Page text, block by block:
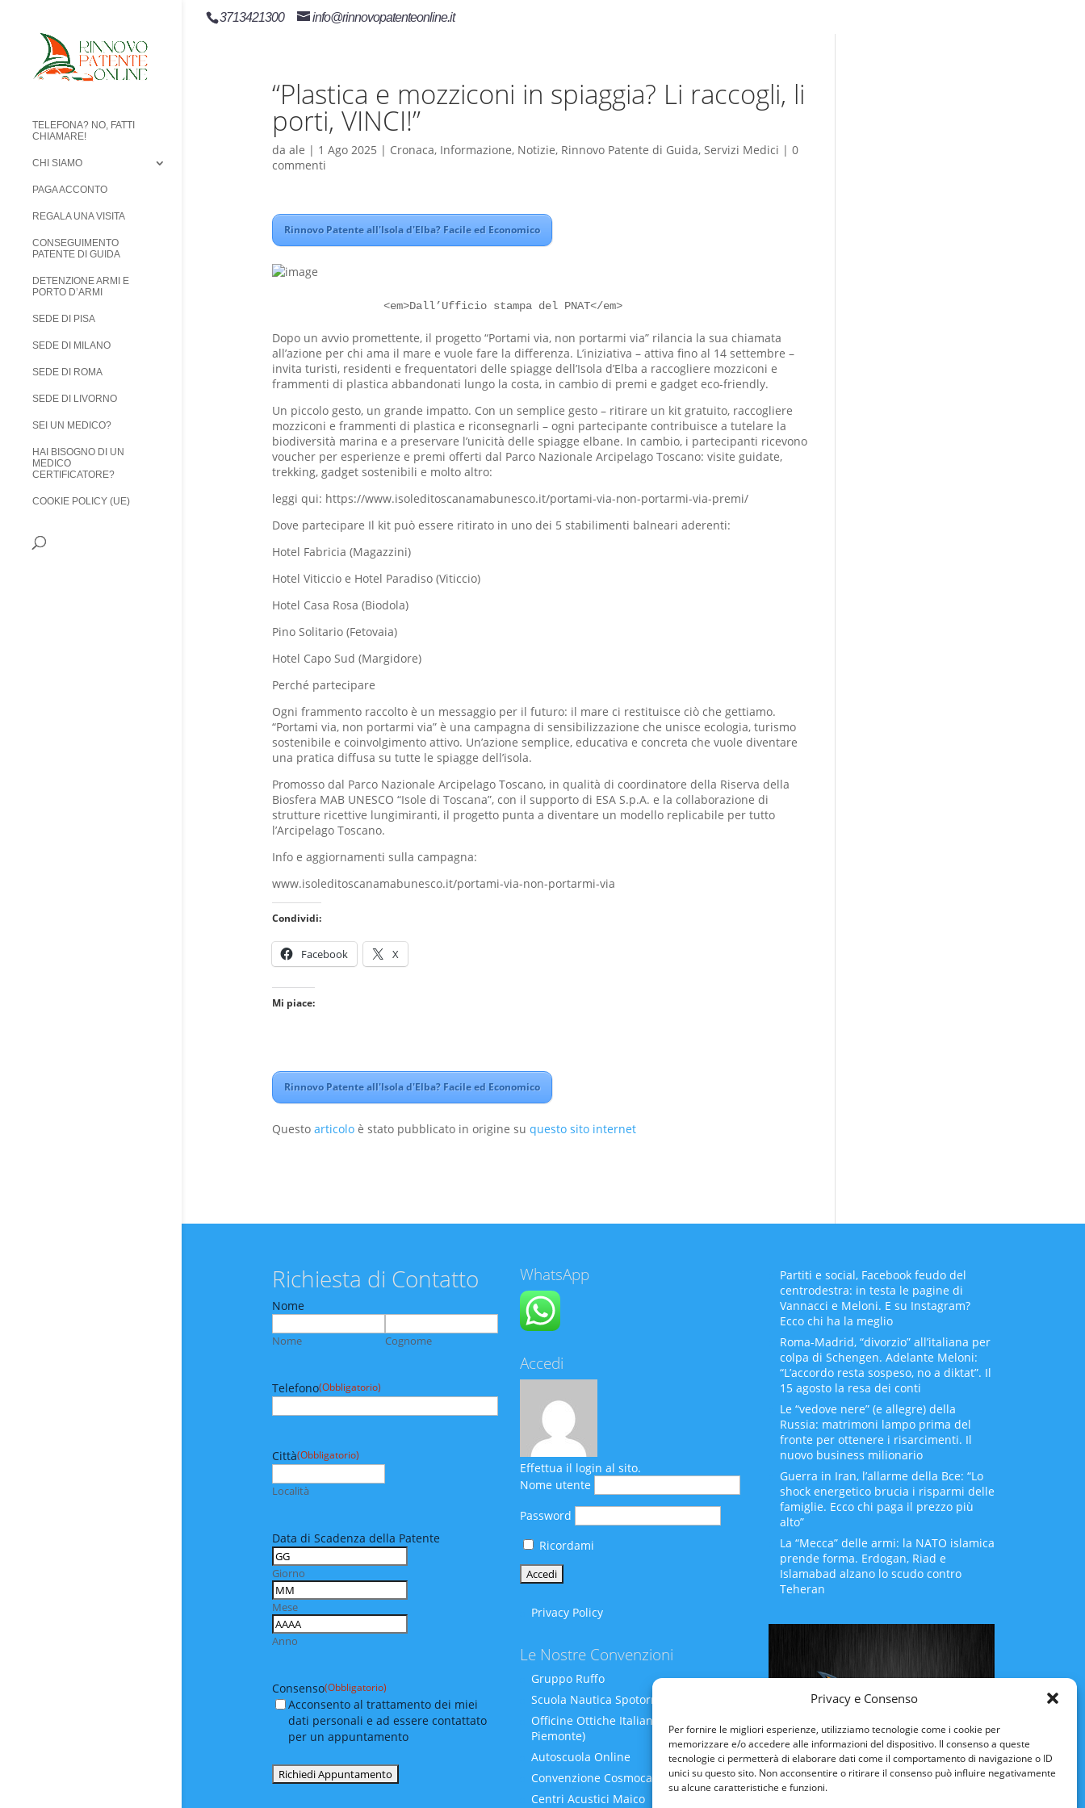
Privacy e Consenso
Per fornire le migliori esperienze, utilizziamo tecnologie come i cookie per
memorizzare e/o accedere alle informazioni del dispositivo. Il consenso a queste
tecnologie ci permetterà di elaborare dati come il comportamento di navigazione o ID
unici su questo sito. Non acconsentire o ritirare il consenso può influire negativamente
su alcune caratteristiche e funzioni.
3713421300 info@rinnovopatenteonline.it
TELEFONA? NO, FATTI
CHIAMARE!
CHI SIAMO
PAGA ACCONTO
REGALA UNA VISITA
CONSEGUIMENTO
PATENTE DI GUIDA
DETENZIONE ARMI E
PORTO D’ARMI
SEDE DI PISA
SEDE DI MILANO
SEDE DI ROMA
SEDE DI LIVORNO
SEI UN MEDICO?
HAI BISOGNO DI UN
MEDICO
CERTIFICATORE?
COOKIE POLICY (UE)
“Plastica e mozziconi in spiaggia? Li raccogli, li
porti, VINCI!”
da ale | 1 Ago 2025 | Cronaca, Informazione, Notizie, Rinnovo Patente di Guida, Servizi Medici | 0
commenti
Rinnovo Patente all'Isola d'Elba? Facile ed Economico
                <em>Dall’Ufficio stampa del PNAT</em>
Dopo un avvio promettente, il progetto “Portami via, non portarmi via” rilancia la sua chiamata
all’azione per chi ama il mare e vuole fare la differenza. L’iniziativa – attiva fino al 14 settembre –
invita turisti, residenti e frequentatori delle spiagge dell’Isola d’Elba a raccogliere mozziconi e
frammenti di plastica abbandonati lungo la costa, in cambio di premi e gadget eco-friendly.
Un piccolo gesto, un grande impatto. Con un semplice gesto – ritirare un kit gratuito, raccogliere
mozziconi e frammenti di plastica e riconsegnarli – ogni partecipante contribuisce a tutelare la
biodiversità marina e a preservare l’unicità delle spiagge elbane. In cambio, i partecipanti ricevono
voucher per esperienze e premi offerti dal Parco Nazionale Arcipelago Toscano: visite guidate,
trekking, gadget sostenibili e molto altro:
leggi qui: https://www.isoleditoscanamabunesco.it/portami-via-non-portarmi-via-premi/
Dove partecipare Il kit può essere ritirato in uno dei 5 stabilimenti balneari aderenti:
Hotel Fabricia (Magazzini)
Hotel Viticcio e Hotel Paradiso (Viticcio)
Hotel Casa Rosa (Biodola)
Pino Solitario (Fetovaia)
Hotel Capo Sud (Margidore)
Perché partecipare
Ogni frammento raccolto è un messaggio per il futuro: il mare ci restituisce ciò che gettiamo.
“Portami via, non portarmi via” è una campagna di sensibilizzazione che unisce ecologia, turismo
sostenibile e coinvolgimento attivo. Un’azione semplice, educativa e concreta che vuole diventare
una pratica diffusa su tutte le spiagge dell’isola.
Promosso dal Parco Nazionale Arcipelago Toscano, in qualità di coordinatore della Riserva della
Biosfera MAB UNESCO “Isole di Toscana”, con il supporto di ESA S.p.A. e la collaborazione di
strutture ricettive lungimiranti, il progetto punta a diventare un modello replicabile per tutto
l’Arcipelago Toscano.
Info e aggiornamenti sulla campagna:
www.isoleditoscanamabunesco.it/portami-via-non-portarmi-via
Condividi:
Facebook X
Mi piace:
Rinnovo Patente all'Isola d'Elba? Facile ed Economico
Questo articoloè stato pubblicato in origine su questo sito internet
Richiesta di Contatto
Nome
Nome Cognome
Telefono(Obbligatorio)
Città(Obbligatorio)
Località
Data di Scadenza della Patente
Giorno
Mese
Anno
Consenso(Obbligatorio)
Acconsento al trattamento dei miei
dati personali e ad essere contattato
per un appuntamento
WhatsApp
Accedi
Effettua il login al sito.
Nome utente
Password
Ricordami
Privacy Policy
Le Nostre Convenzioni
Gruppo Ruffo
Scuola Nautica Spotornoli
Officine Ottiche Italiane (Liguria-
Piemonte)
Autoscuola Online
Convenzione Cosmocare
Centri Acustici Maico
Partiti e social, Facebook feudo del
centrodestra: in testa le pagine di
Vannacci e Meloni. E su Instagram?
Ecco chi ha la meglio
Roma-Madrid, “divorzio” all’italiana per
colpa di Schengen. Adelante Meloni:
“L’accordo resta sospeso, no a diktat”. Il
15 agosto la resa dei conti
Le “vedove nere” (e allegre) della
Russia: matrimoni lampo prima del
fronte per ottenere i risarcimenti. Il
nuovo business milionario
Guerra in Iran, l’allarme della Bce: “Lo
shock energetico brucia i risparmi delle
famiglie. Ecco chi paga il prezzo più
alto”
La “Mecca” delle armi: la NATO islamica
prende forma. Erdogan, Riad e
Islamabad alzano lo scudo contro
Teheran
Rinnovo Patente Online